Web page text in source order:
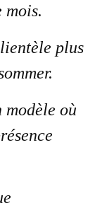
mois.
plus
modèle où